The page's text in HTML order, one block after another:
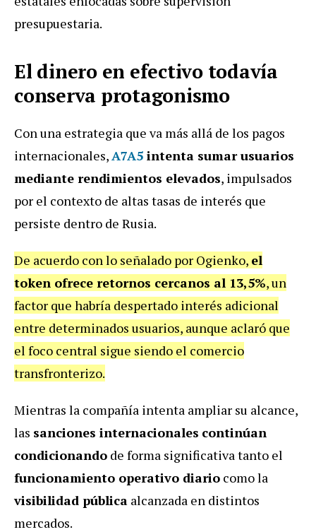
presupuestaria.
El dinero en efectivo todavía
conserva protagonismo
Con una estrategia que va más allá de los pagos
internacionales,A7A5 intenta sumar usuarios
mediante rendimientos elevados, impulsados
por el contexto de altas tasas de interés que
persiste dentro de Rusia.
De acuerdo con lo señalado por Ogienko, el
token ofrece retornos cercanos al 13,5%, un
factor que habría despertado interés adicional
entre determinados usuarios, aunque aclaró que
el foco central sigue siendo el comercio
transfronterizo.
Mientras la compañía intenta ampliar su alcance,
las sanciones internacionales continúan
condicionando de forma significativa tanto el
funcionamiento operativo diario como la
visibilidad pública alcanzada en distintos
mercados.